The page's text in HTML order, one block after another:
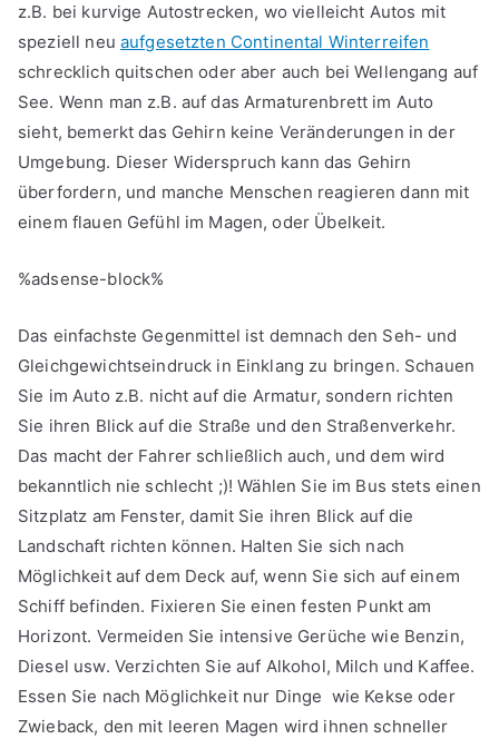
z.B. bei kurvige Autostrecken, wo vielleicht Autos mit
speziell neu aufgesetzten Continental Winterreifen
schrecklich quitschen oder aber auch bei Wellengang auf
See. Wenn man z.B. auf das Armaturenbrett im Auto
sieht, bemerkt das Gehirn keine Veränderungen in der
Umgebung. Dieser Widerspruch kann das Gehirn
überfordern, und manche Menschen reagieren dann mit
einem flauen Gefühl im Magen, oder Übelkeit.
%adsense-block%
Das einfachste Gegenmittel ist demnach den Seh- und
Gleichgewichtseindruck in Einklang zu bringen. Schauen
Sie im Auto z.B. nicht auf die Armatur, sondern richten
Sie ihren Blick auf die Straße und den Straßenverkehr.
Das macht der Fahrer schließlich auch, und dem wird
bekanntlich nie schlecht ;)! Wählen Sie im Bus stets einen
Sitzplatz am Fenster, damit Sie ihren Blick auf die
Landschaft richten können. Halten Sie sich nach
Möglichkeit auf dem Deck auf, wenn Sie sich auf einem
Schiff befinden. Fixieren Sie einen festen Punkt am
Horizont. Vermeiden Sie intensive Gerüche wie Benzin,
Diesel usw. Verzichten Sie auf Alkohol, Milch und Kaffee.
Essen Sie nach Möglichkeit nur Dinge wie Kekse oder
Zwieback, den mit leeren Magen wird ihnen schneller